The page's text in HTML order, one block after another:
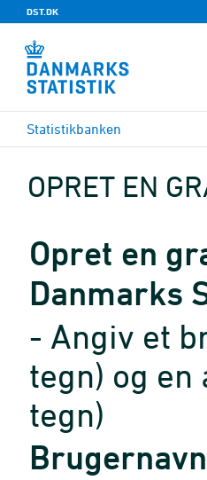
DST.DK
Statistikbanken
OPRET EN
Opret en
Danmarks
- Angiv et
tegn) og en
tegn)
Brugernavn